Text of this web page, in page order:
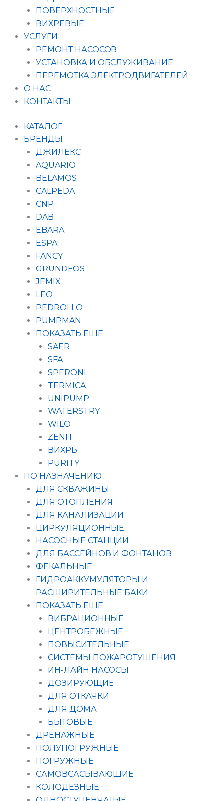
ПОВЕРХНОСТНЫЕ
ВИХРЕВЫЕ
УСЛУГИ
РЕМОНТ НАСОСОВ
УСТАНОВКА И ОБСЛУЖИВАНИЕ
ПЕРЕМОТКА ЭЛЕКТРОДВИГАТЕЛЕЙ
О НАС
КОНТАКТЫ
КАТАЛОГ
БРЕНДЫ
ДЖИЛЕКС
AQUARIO
BELAMOS
CALPEDA
CNP
DAB
EBARA
ESPA
FANCY
GRUNDFOS
JEMIX
LEO
PEDROLLO
PUMPMAN
ПОКАЗАТЬ ЕЩЁ
SAER
SFA
SPERONI
TERMICA
UNIPUMP
WATERSTRY
WILO
ZENIT
ВИХРЬ
PURITY
ПО НАЗНАЧЕНИЮ
ДЛЯ СКВАЖИНЫ
ДЛЯ ОТОПЛЕНИЯ
ДЛЯ КАНАЛИЗАЦИИ
ЦИРКУЛЯЦИОННЫЕ
НАСОСНЫЕ СТАНЦИИ
ДЛЯ БАССЕЙНОВ И ФОНТАНОВ
ФЕКАЛЬНЫЕ
ГИДРОАККУМУЛЯТОРЫ И
РАСШИРИТЕЛЬНЫЕ БАКИ
ПОКАЗАТЬ ЕЩЁ
ВИБРАЦИОННЫЕ
ЦЕНТРОБЕЖНЫЕ
ПОВЫСИТЕЛЬНЫЕ
СИСТЕМЫ ПОЖАРОТУШЕНИЯ
ИН-ЛАЙН НАСОСЫ
ДОЗИРУЮЩИЕ
ДЛЯ ОТКАЧКИ
ДЛЯ ДОМА
БЫТОВЫЕ
ДРЕНАЖНЫЕ
ПОЛУПОГРУЖНЫЕ
ПОГРУЖНЫЕ
САМОВСАСЫВАЮЩИЕ
КОЛОДЕЗНЫЕ